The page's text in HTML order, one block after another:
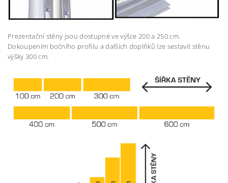
Prezentační stěny jsou dostupné ve výšce 200 a 250 cm.
Dokoupením bočního profilu a dalších doplňků lze sestavit stěnu
výšky 300 cm.